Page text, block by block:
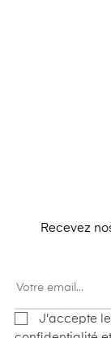
Recevez
J'accepte